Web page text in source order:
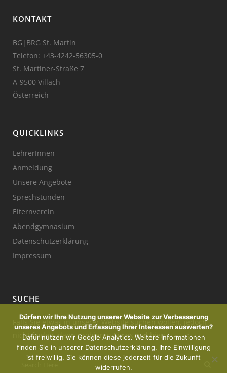
KONTAKT
BG|BRG St. Martin
Telefon: +43-4242-56305-0
St. Martiner-Straße 7
A-9500 Villach
Österreich
QUICKLINKS
LehrerInnen
Anmeldung
Unsere Angebote
Sprechstunden
Elternverein
Abendgymnasium
Datenschutzerklärung
Impressum
SUCHE
Falls Sie etwas in unserer Website suchen wollen, jedoch
nicht finden, dann probieren Sie es mal hier:
Dürfen wir Ihre Nutzung unserer Website zur Verbesserung
unseres Angebots und Erfassung Ihrer Interessen auswerten?
Dafür nutzen wir Google Analytics. Weitere Informationen
finden Sie in unserer Datenschutzerklärung. Ihre Einwilligung
ist freiwillig, Sie können diese jederzeit für die Zukunft
widerrufen.